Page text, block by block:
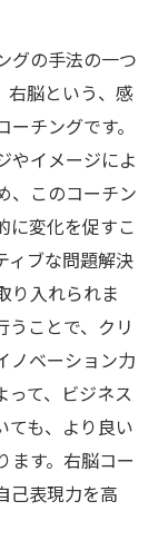
グの手法の一つ
右脳という、感
チングです。
やイメージによ
、このコーチン
に変化を促すこ
ィブな問題解決
り入れられま
うことで、クリ
ノベーション力
って、ビジネス
ても、より良い
ます。右脳コー
己表現力を高